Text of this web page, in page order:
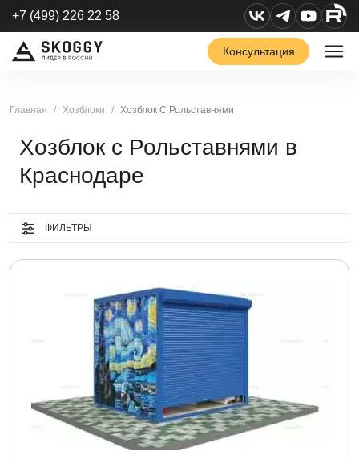
+7 (499) 226 22 58
Консультация
Главная Хозблоки Хозблок С Рольставнями
Хозблок с Рольставнями в
Краснодаре
ФИЛЬТРЫ